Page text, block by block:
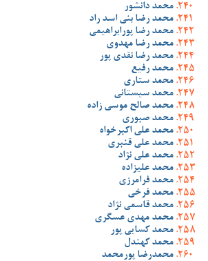
محمد دانشور
محمد رضا بنی اسد راد
محمد رضا پورابراهیمی
محمد رضا مهدوی
محمد رضا نقدی پور
محمد رفیع
محمد ستاری
محمد سیستانی
محمد صالح موسی زاده
محمد صبوری
محمد علی اکبرخواه
محمد علی قنبری
محمد علی نژاد
محمد علیزاده
محمد فرامرزی
محمد فرخی
محمد قاسمی نژاد
محمد مهدی عسگری
محمد کسایی پور
محمد کهندل
محمدرضا پورمحمد